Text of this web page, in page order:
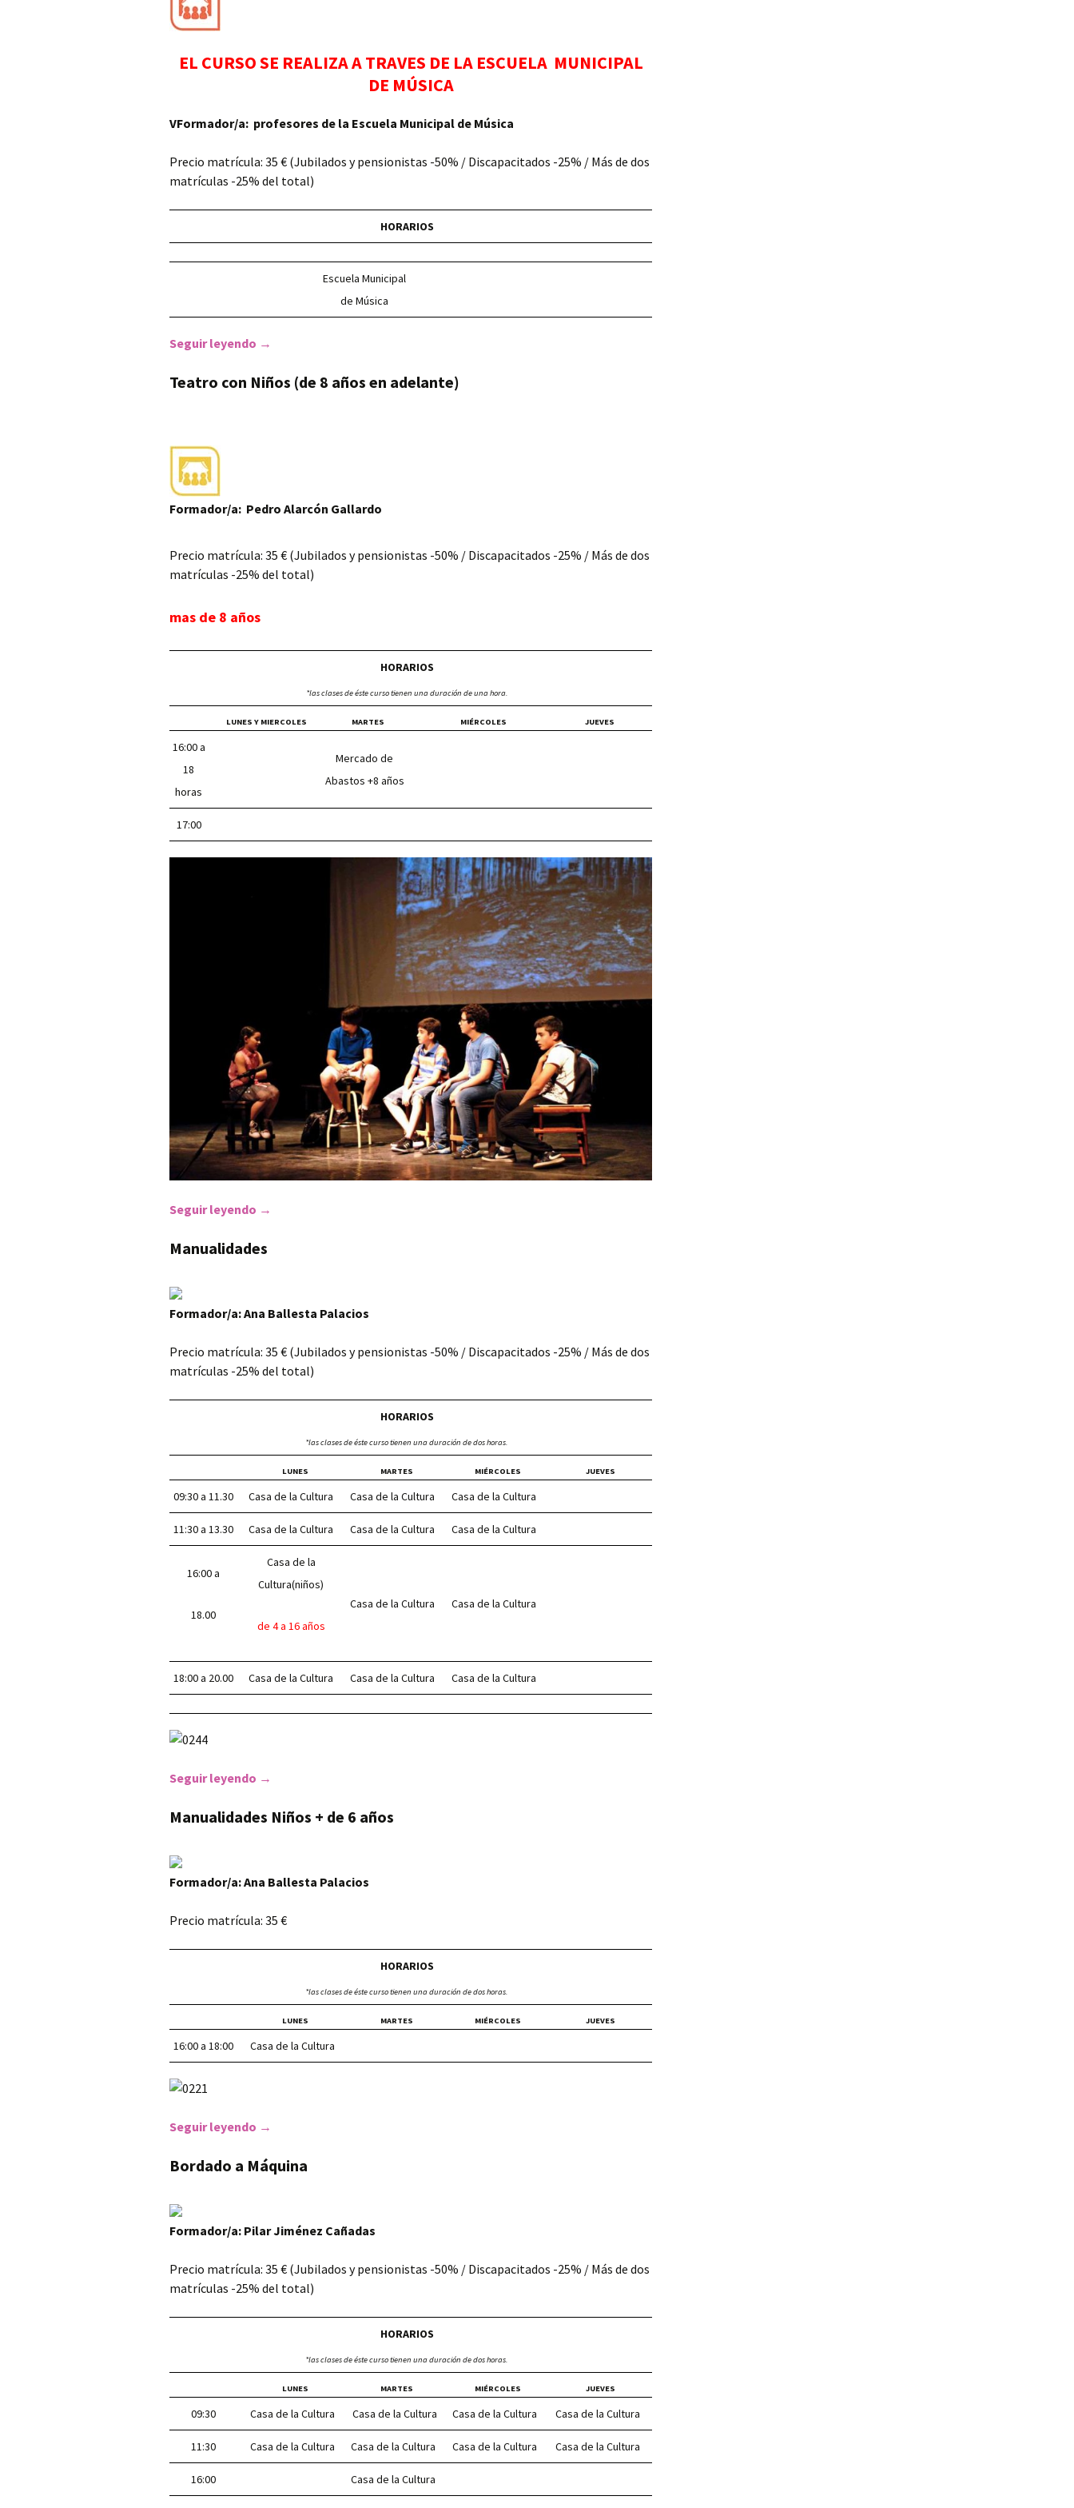
Centro de Mayores
Antón
CSP Lucas Blázquez
UNED
Adultos
Jóvenes
Niños
EL CURSO SE REALIZA A TRAVES DE LA ESCUELA MUNICIPAL
DE MÚSICA
VFormador/a: profesores de la Escuela Municipal de Música
Precio matrícula: 35 € (Jubilados y pensionistas -50% / Discapacitados -25% / Más de dos
matrículas -25% del total)
HORARIOS
Escuela Municipal
de Música
Seguir leyendo RONDALLA- Escuela Municipal de Música
→
Teatro con Niños (de 8 años en adelante)
Formador/a: Pedro Alarcón Gallardo
Precio matrícula: 35 € (Jubilados y pensionistas -50% / Discapacitados -25% / Más de dos
matrículas -25% del total)
mas de 8 años
HORARIOS
*las clases de éste curso tienen una duración de una hora.
LUNES Y MIERCOLES MARTES MIÉRCOLES JUEVES
16:00 a
18
horas
Mercado de
Abastos +8 años
17:00
Seguir leyendo Teatro con Niños (de 8 años en adelante)
→
Manualidades
Formador/a: Ana Ballesta Palacios
Precio matrícula: 35 € (Jubilados y pensionistas -50% / Discapacitados -25% / Más de dos
matrículas -25% del total)
HORARIOS
*las clases de éste curso tienen una duración de dos horas.
LUNES MARTES MIÉRCOLES JUEVES
09:30 a 11.30 Casa de la Cultura Casa de la Cultura Casa de la Cultura
11:30 a 13.30 Casa de la Cultura Casa de la Cultura Casa de la Cultura
16:00 a
18.00
Casa de la
Cultura(niños)
de 4 a 16 años
Casa de la Cultura Casa de la Cultura
18:00 a 20.00 Casa de la Cultura Casa de la Cultura Casa de la Cultura
Seguir leyendo Manualidades
→
Manualidades Niños + de 6 años
Formador/a: Ana Ballesta Palacios
Precio matrícula: 35 €
HORARIOS
*las clases de éste curso tienen una duración de dos horas.
LUNES MARTES MIÉRCOLES JUEVES
16:00 a 18:00 Casa de la Cultura
Seguir leyendo Manualidades Niños + de 6 años
→
Bordado a Máquina
Formador/a: Pilar Jiménez Cañadas
Precio matrícula: 35 € (Jubilados y pensionistas -50% / Discapacitados -25% / Más de dos
matrículas -25% del total)
HORARIOS
*las clases de éste curso tienen una duración de dos horas.
LUNES MARTES MIÉRCOLES JUEVES
09:30 Casa de la Cultura Casa de la Cultura Casa de la Cultura Casa de la Cultura
11:30 Casa de la Cultura Casa de la Cultura Casa de la Cultura Casa de la Cultura
16:00 Casa de la Cultura